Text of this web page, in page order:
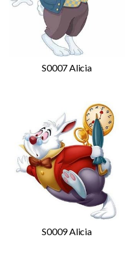
S0007 Alicia
S0009 Alicia